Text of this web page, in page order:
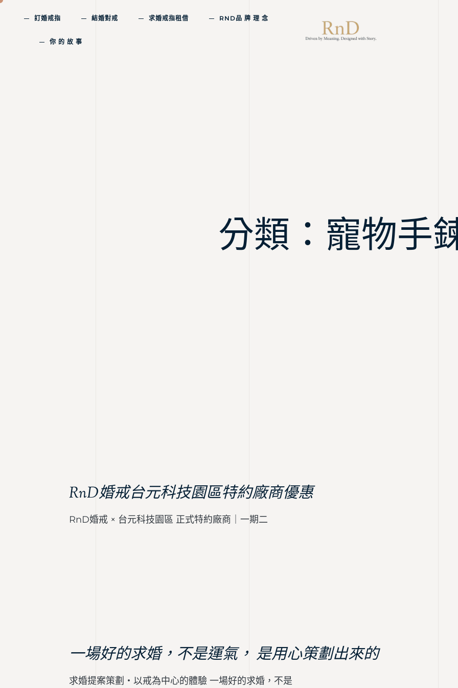
訂婚戒指 結婚對戒 求婚戒指租借 RND品 牌 理 念
你 的 故 事
分類：寵物手
RnD婚戒台元科技園區特約廠商優惠
RnD婚戒 × 台元科技園區 正式特約廠商｜一期二
一場好的求婚，不是運氣， 是用心策劃出來的
求婚提案策劃・以戒為中心的體驗 一場好的求婚，不是